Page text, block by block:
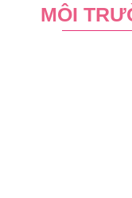
MÔI